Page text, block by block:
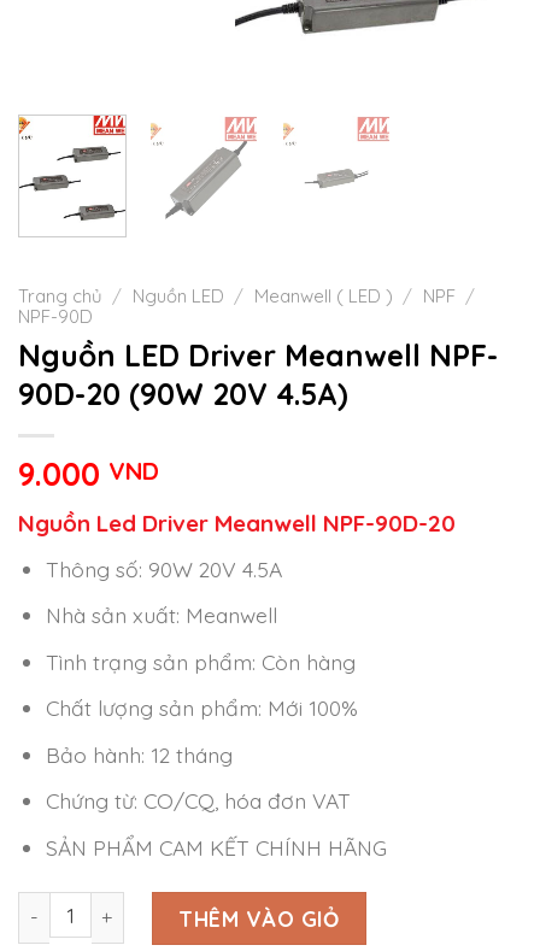
Trang chủ / Nguồn LED / Meanwell ( LED ) / NPF /
NPF-90D
Nguồn LED Driver Meanwell NPF-
90D-20 (90W 20V 4.5A)
9.000 VND
Nguồn Led Driver Meanwell NPF-90D-20
Thông số: 90W 20V 4.5A
Nhà sản xuất: Meanwell
Tình trạng sản phẩm: Còn hàng
Chất lượng sản phẩm: Mới 100%
Bảo hành: 12 tháng
Chứng từ: CO/CQ, hóa đơn VAT
SẢN PHẨM CAM KẾT CHÍNH HÃNG
Nguồn LED Driver Meanwell NPF-90D-20 (90W 20V
THÊM VÀO GIỎ